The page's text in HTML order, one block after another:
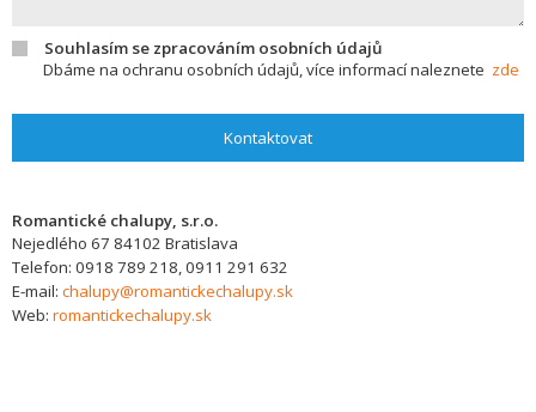
Souhlasím se zpracováním osobních údajů
Dbáme na ochranu osobních údajů, více informací naleznete zde
Kontaktovat
Romantické chalupy, s.r.o.
Nejedlého 67 84102 Bratislava
Telefon: 0918 789 218, 0911 291 632
E-mail: chalupy@romantickechalupy.sk
Web: romantickechalupy.sk